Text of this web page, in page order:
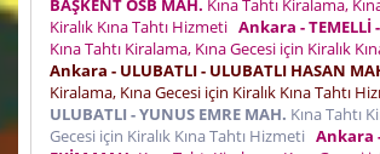
Kiralık Kına Tahtı Hizmeti Ankara - TEMELLİ
Kına Tahtı Kiralama, Kına Gecesi için Kiralık
Ankara - ULUBATLI - ULUBATLI HASAN
Kiralama, Kına Gecesi için Kiralık Kına Tahtı
ULUBATLI - YUNUS EMRE MAH. Kına Tahtı
Gecesi için Kiralık Kına Tahtı Hizmeti Ankara